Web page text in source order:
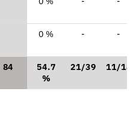
0 % - -
84
54.7
%
21/39 11/18